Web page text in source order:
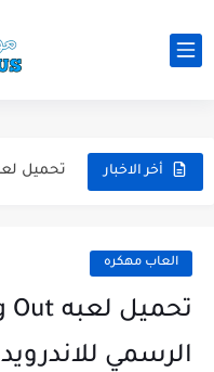
أخر الاخبار
العاب مهكره
الرسمي للاندرويد